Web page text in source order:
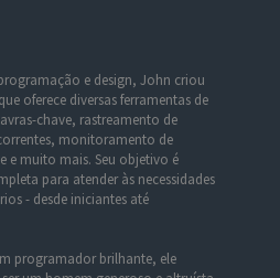
e design, John criou
oferece diversas ferramentas de
chave, rastreamento de
monitoramento de
e muito mais. Seu objetivo é
para atender às necessidades
- desde iniciantes até
programador brilhante, ele